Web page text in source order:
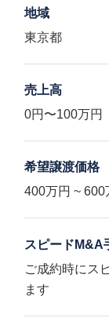
地域
東京都
売上高
0円〜100万円
希望譲渡価格
400万円 ~ 600
スピードM&A
ご成約時にス
ます